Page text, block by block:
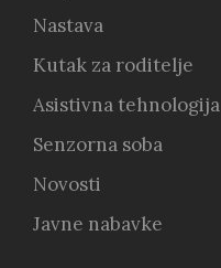
Nastava
Kutak za roditelje
Asistivna tehnologija
Senzorna soba
Novosti
Javne nabavke